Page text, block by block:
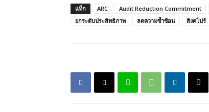
แท็ก ARC Audit Reduction Commitment
ยกระดับประสิทธิภาพ
ลดความซ้ำซ้อน สิงคโปร์